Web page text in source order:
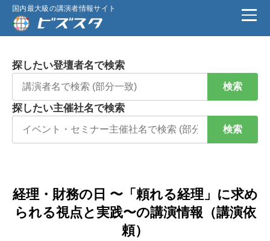
国内最大級の講演者情報サイト
探したい登壇者名で検索
検索
探したい主催社名で検索
検索
経理・財務の日 〜「頼れる経理」に求め
られる視点と実践〜の講演情報（講演依
頼）